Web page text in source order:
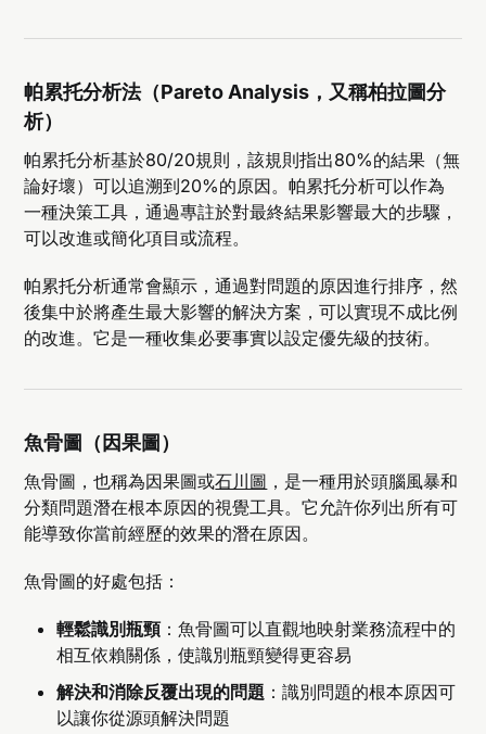
帕累托分析法（Pareto Analysis，又稱柏拉圖分
析）
帕累托分析基於80/20規則，該規則指出80%的結果（無
論好壞）可以追溯到20%的原因。帕累托分析可以作為
一種決策工具，通過專註於對最終結果影響最大的步驟，
可以改進或簡化項目或流程。
帕累托分析通常會顯示，通過對問題的原因進行排序，然
後集中於將產生最大影響的解決方案，可以實現不成比例
的改進。它是一種收集必要事實以設定優先級的技術。
魚骨圖（因果圖）
魚骨圖，也稱為因果圖或石川圖 ，是一種用於頭腦風暴和
分類問題潛在根本原因的視覺工具。它允許你列出所有可
能導致你當前經歷的效果的潛在原因。
魚骨圖的好處包括：
輕鬆識別瓶頸：魚骨圖可以直觀地映射業務流程中的
相互依賴關係，使識別瓶頸變得更容易
解決和消除反覆出現的問題 ：識別問題的根本原因可
以讓你從源頭解決問題